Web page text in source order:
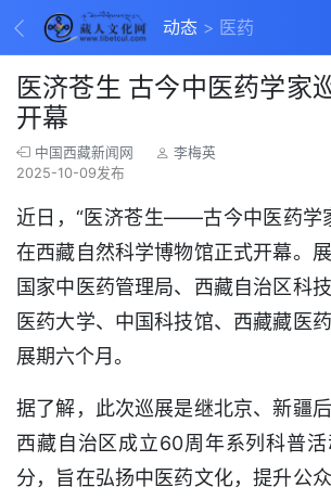
动态 医药
医济苍生 古今中医药学家
开幕
中国西藏新闻网
李梅英
2025-10-09发布
近日，“医济苍生——古今中医药学
在西藏自然科学博物馆正式开幕。展
国家中医药管理局、西藏自治区科
医药大学、中国科技馆、西藏藏医
展期六个月。
据了解，此次巡展是继北京、新疆
西藏自治区成立60周年系列科普
分，旨在弘扬中医药文化，提升公